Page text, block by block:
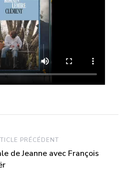
PRÉCÉDENT
de Jeanne avec François